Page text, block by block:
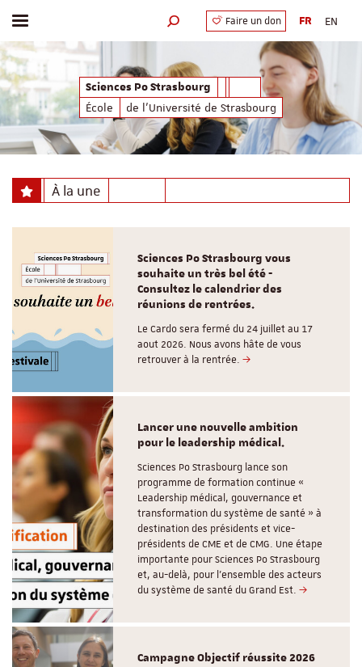
Sciences Po Strasbourg
École
de l'Université de Strasbourg
Afficher / masquer le menu Moteur de recherche
Faire un don FR EN
À la une
Sciences Po Strasbourg vous
souhaite un très bel été -
Consultez le calendrier des
réunions de rentrées.
Le Cardo sera fermé du 24 juillet au 17
aout 2026. Nous avons hâte de vous
retrouver à la rentrée.
Lancer une nouvelle ambition
pour le leadership médical.
Sciences Po Strasbourg lance son
programme de formation continue «
Leadership médical, gouvernance et
transformation du système de santé » à
destination des présidents et vice-
présidents de CME et de CMG. Une étape
importante pour Sciences Po Strasbourg
et, au-delà, pour l’ensemble des acteurs
du système de santé du Grand Est.
Campagne Objectif réussite 2026